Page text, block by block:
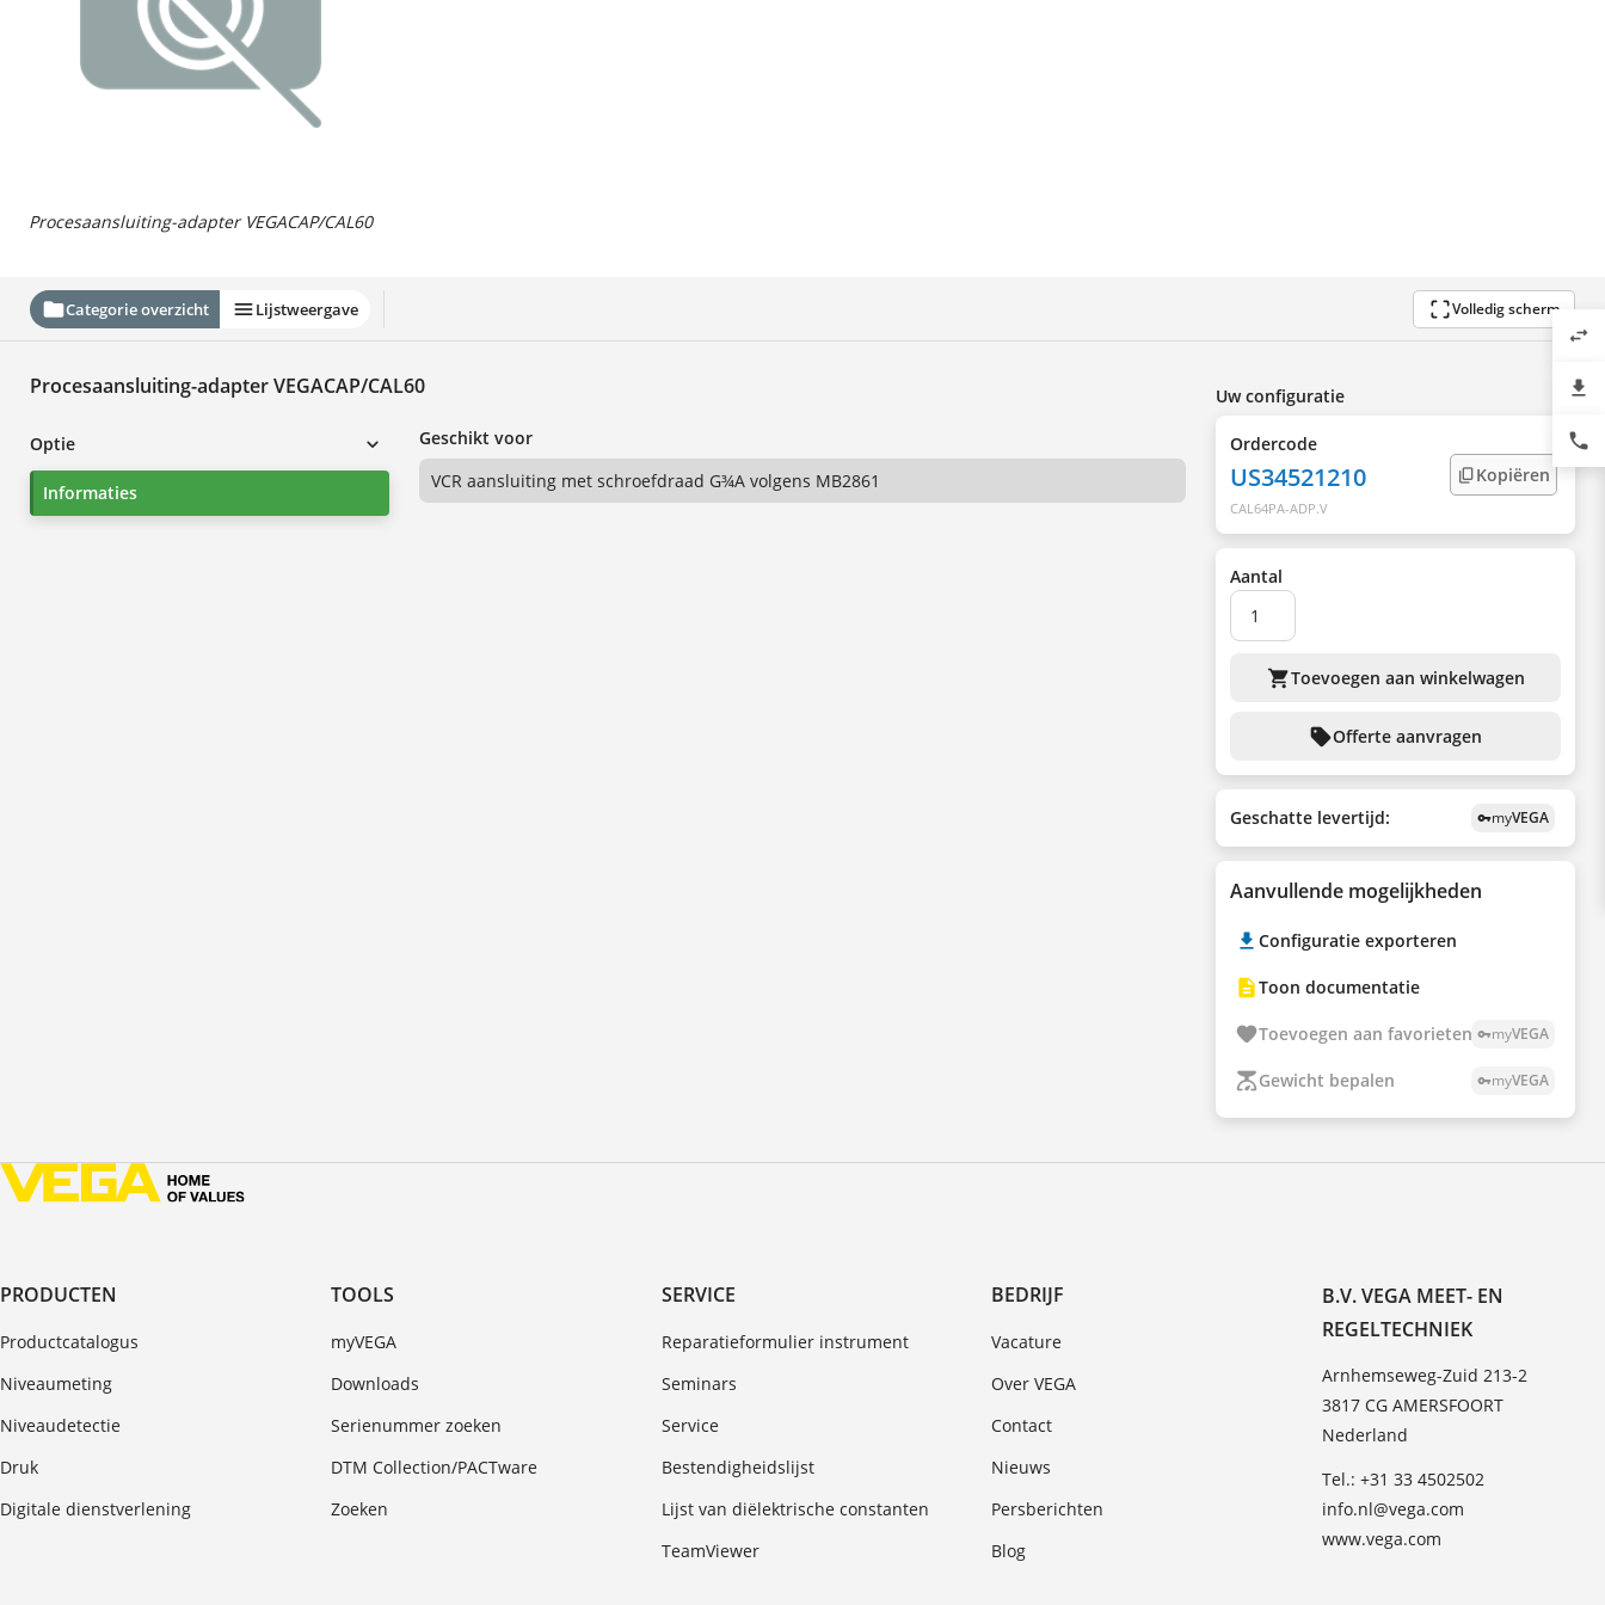
Procesaansluiting-adapter VEGACAP/CAL60
Categorie overzicht Lijstweergave Volledig scherm
Procesaansluiting-adapter VEGACAP/CAL60
Optie
Informaties
Geschikt voor
VCR aansluiting met schroefdraad G¾A volgens MB2861
Uw configuratie
Ordercode
US34521210
CAL64PA-ADP.V
Kopiëren
Aantal
shopping_cartToevoegen aan winkelwagen
sellOfferte aanvragen
Geschatte levertijd: vpn_keymyVEGA
Aanvullende mogelijkheden
Configuratie exporteren
Toon documentatie
Toevoegen aan favorieten vpn_keymyVEGA
Gewicht bepalen vpn_keymyVEGA
PRODUCTEN
Productcatalogus
Niveaumeting
Niveaudetectie
Druk
Digitale dienstverlening
TOOLS
myVEGA
Downloads
Serienummer zoeken
DTM Collection/PACTware
Zoeken
SERVICE
Reparatieformulier instrument
Seminars
Service
Bestendigheidslijst
Lijst van diëlektrische constanten
TeamViewer
BEDRIJF
Vacature
Over VEGA
Contact
Nieuws
Persberichten
Blog
B.V. VEGA MEET- EN
REGELTECHNIEK
Arnhemseweg-Zuid 213-2
3817 CG AMERSFOORT
Nederland
Tel.: +31 33 4502502
info.nl@vega.com
www.vega.com
swap_horiz
file_download
phone